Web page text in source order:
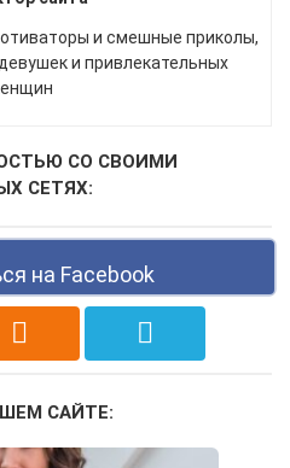
и смешные приколы,
и привлекательных
СО СВОИМИ
СЕТЯХ:
на Facebook
САЙТЕ: